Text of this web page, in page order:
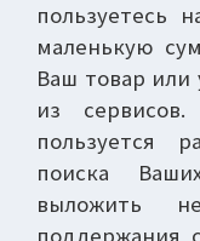
пользуетесь
маленькую
Ваш товар или
из
пользуется
поиска
выложить